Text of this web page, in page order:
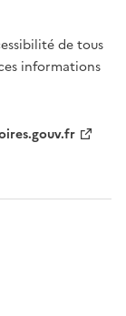
de tous
informations